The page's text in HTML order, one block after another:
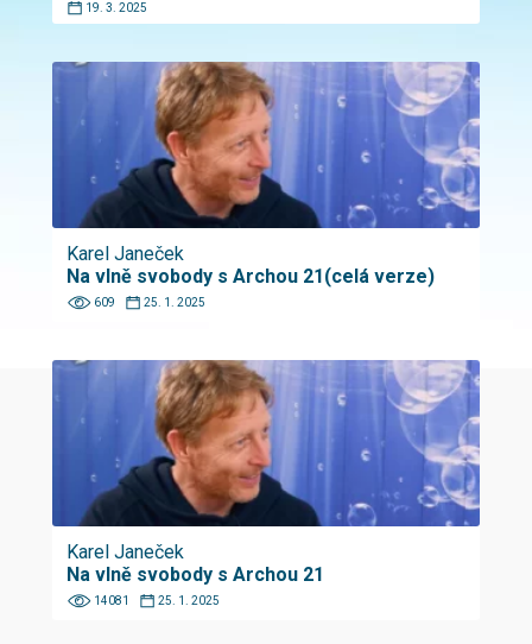
19. 3. 2025
Karel Janeček
Na vlně svobody s Archou 21(celá verze)
609 25. 1. 2025
Karel Janeček
Na vlně svobody s Archou 21
14081 25. 1. 2025